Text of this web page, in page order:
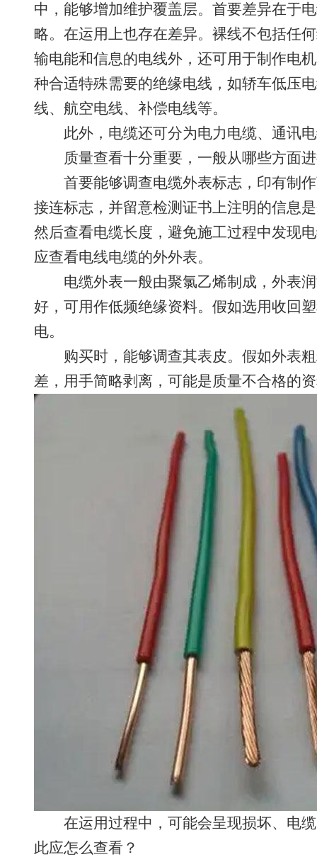
中，能够增加维护覆盖层。首要差异在于
略。在运用上也存在差异。裸线不包括任
输电能和信息的电线外，还可用于制作电
种合适特殊需要的绝缘电线，如轿车低压
线、航空电线、补偿电线等。
此外，电缆还可分为电力电缆、通讯电
质量查看十分重要，一般从哪些方面进
首要能够调查电缆外表标志，印有制作
接连标志，并留意检测证书上注明的信息
然后查看电缆长度，避免施工过程中发现
应查看电线电缆的外外表。
电缆外表一般由聚氯乙烯制成，外表润
好，可用作低频绝缘资料。假如选用收回
电。
购买时，能够调查其表皮。假如外表粗
差，用手简略剥离，可能是质量不合格的
在运用过程中，可能会呈现损坏、电缆
此应怎么查看？